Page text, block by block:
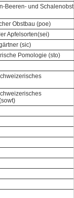
Beeren- und Schalenobst
Obstbau (poe)
Apfelsorten(sei)
(sic)
Pomologie (sto)